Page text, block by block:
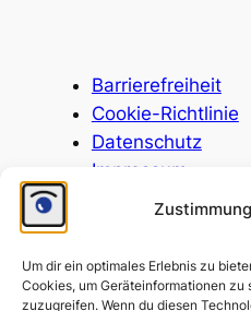
Um dir ein optimales Erlebnis zu
Cookies, um Geräteinformationen zu
zuzugreifen. Wenn du diesen
Barrierefreiheit
Cookie-Richtlinie
Datenschutz
Impressum
Kontakt